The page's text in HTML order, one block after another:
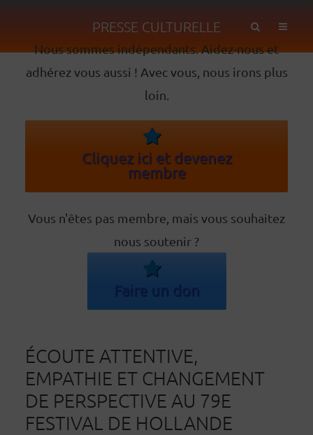
PRESSE CULTURELLE
Nous sommes indépendants. Aidez-nous et
adhérez vous aussi ! Avec vous, nous irons plus
loin.
Cliquez ici et devenez
membre
Vous n'êtes pas membre, mais vous souhaitez
nous soutenir ?
Faire un don
ÉCOUTE ATTENTIVE,
EMPATHIE ET CHANGEMENT
DE PERSPECTIVE AU 79E
FESTIVAL DE HOLLANDE